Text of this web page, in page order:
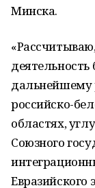
Минска.
деятельность
дальнейшему
российско-
областях,
Союзного
Евразийского